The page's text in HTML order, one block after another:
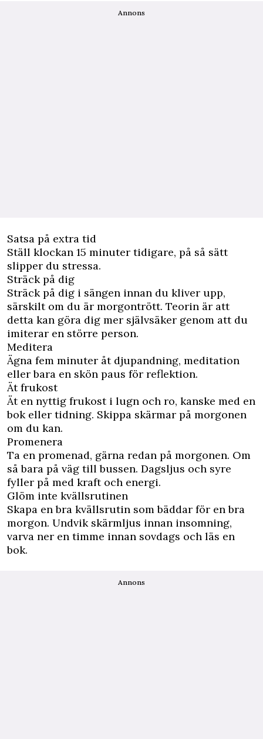
Annons
Satsa på extra tid
Ställ klockan 15 minuter tidigare, på så sätt
slipper du stressa.
Sträck på dig
Sträck på dig i sängen innan du kliver upp,
särskilt om du är morgontrött. Teorin är att
detta kan göra dig mer självsäker genom att du
imiterar en större person.
Meditera
Ägna fem minuter åt djupandning, meditation
eller bara en skön paus för reflektion.
Ät frukost
Ät en nyttig frukost i lugn och ro, kanske med en
bok eller tidning. Skippa skärmar på morgonen
om du kan.
Promenera
Ta en promenad, gärna redan på morgonen. Om
så bara på väg till bussen. Dagsljus och syre
fyller på med kraft och energi.
Glöm inte kvällsrutinen
Skapa en bra kvällsrutin som bäddar för en bra
morgon. Undvik skärmljus innan insomning,
varva ner en timme innan sovdags och läs en
bok.
Annons